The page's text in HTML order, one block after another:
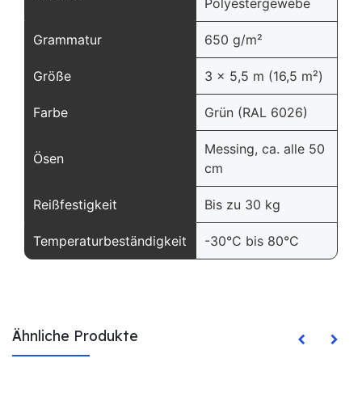
Grammatur 650 g/m²
Größe 3 x 5,5 m (16,5 m²)
Farbe Grün (RAL 6026)
Ösen
Messing, ca. alle 50
cm
Reißfestigkeit Bis zu 30 kg
Temperaturbeständigkeit -30°C bis 80°C
Ähnliche Produkte